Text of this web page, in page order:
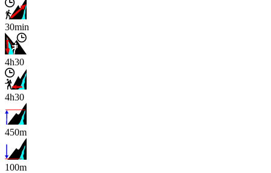
30min
4h30
4h30
450m
100m